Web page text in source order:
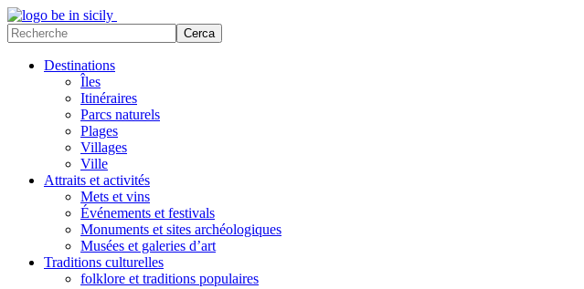
Destinations
Îles
Itinéraires
Parcs naturels
Plages
Villages
Ville
Attraits et activités
Mets et vins
Événements et festivals
Monuments et sites archéologiques
Musées et galeries d’art
Traditions culturelles
folklore et traditions populaires